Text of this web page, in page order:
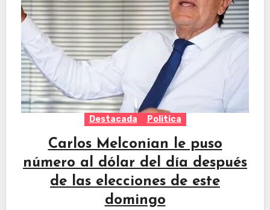
Destacada Politica
Carlos Melconian le puso
número al dólar del día después
de las elecciones de este
domingo